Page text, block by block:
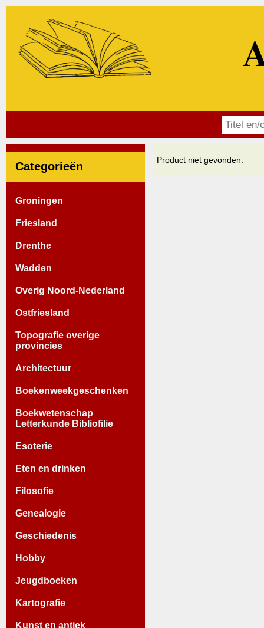
Categorieën
Groningen
Friesland
Drenthe
Wadden
Overig Noord-Nederland
Ostfriesland
Topografie overige
provincies
Architectuur
Boekenweekgeschenken
Boekwetenschap
Letterkunde Bibliofilie
Esoterie
Eten en drinken
Filosofie
Genealogie
Geschiedenis
Hobby
Jeugdboeken
Kartografie
Kunst en antiek
Product niet gevonden.